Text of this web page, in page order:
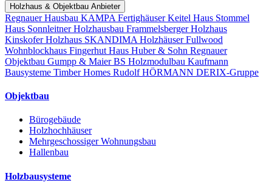
Holzhaus & Objektbau Anbieter
Regnauer Hausbau KAMPA FertighäuserKeitel Haus Stommel
Haus Sonnleitner Holzhausbau Frammelsberger Holzhaus
Kinskofer Holzhaus SKANDIMA HolzhäuserFullwood
Wohnblockhaus Fingerhut Haus Huber & Sohn Regnauer
Objektbau Gumpp & MaierBS Holzmodulbau Kaufmann
Bausysteme Timber Homes Rudolf HÖRMANN DERIX-Gruppe
Objektbau
Bürogebäude
Holzhochhäuser
Mehrgeschossiger Wohnungsbau
Hallenbau
Holzbausysteme